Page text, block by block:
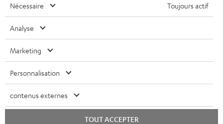
ÉCOUTEURS INTRA-AURICULAIRES
FANSHOP
NOUVEAUTÉS
MANAGEMENT
DEVELOPPEMENT DURABLE
VALEURS
ACCESSIBILITÉ
ESPAGNE
USA
Sous réserve de modifications techniques, de fautes de frappe et d’autres
erreurs. Les accessoires figurant sur l’image ne font pas partie du contenu de
livraison. D’éventuels frais d’élimination des batteries sont inclus dans le prix.
©2026 Lautsprecher Teufel GmbH - Tous droits réservés.
Politique de confidentialité
Nécessaire Toujours actif
Analyse
Marketing
Personnalisation
contenus externes
TOUT ACCEPTER